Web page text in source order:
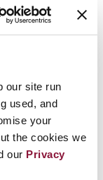
our site run
used, and
your
the cookies we
our Privacy
اور پانی،
متعدد
تجارت اور
متاثر ہوگا،
طور پر
ہوگا اور